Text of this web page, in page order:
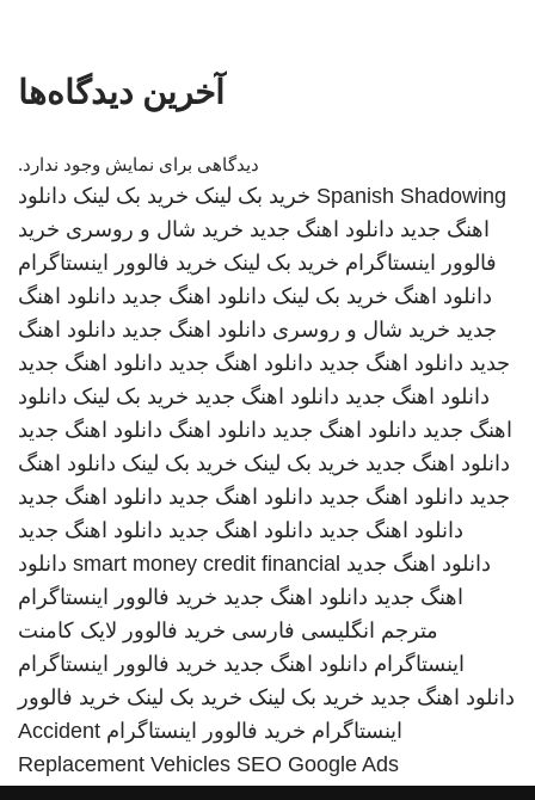
آخرین دیدگاه‌ها
دیدگاهی برای نمایش وجود ندارد.
Spanish Shadowing خرید بک لینک خرید بک لینک دانلود
اهنگ جدید دانلود اهنگ جدید خرید شال و روسری خرید
فالوور اینستاگرام خرید بک لینک خرید فالوور اینستاگرام
دانلود اهنگ خرید بک لینک دانلود اهنگ جدید دانلود اهنگ
جدید خرید شال و روسری دانلود اهنگ جدید دانلود اهنگ
جدید دانلود اهنگ جدید دانلود اهنگ جدید دانلود اهنگ جدید
دانلود اهنگ جدید دانلود اهنگ جدید خرید بک لینک دانلود
اهنگ جدید دانلود اهنگ جدید دانلود اهنگ دانلود اهنگ جدید
دانلود اهنگ جدید خرید بک لینک خرید بک لینک دانلود اهنگ
جدید دانلود اهنگ جدید دانلود اهنگ جدید دانلود اهنگ جدید
دانلود اهنگ جدید دانلود اهنگ جدید دانلود اهنگ جدید
دانلود اهنگ جدید smart money credit financial دانلود
اهنگ جدید دانلود اهنگ جدید خرید فالوور اینستاگرام
مترجم انگلیسی فارسی خرید فالوور لایک کامنت
اینستاگرام دانلود اهنگ جدید خرید فالوور اینستاگرام
دانلود اهنگ جدید خرید بک لینک خرید بک لینک خرید فالوور
اینستاگرام خرید فالوور اینستاگرام Accident
Replacement Vehicles SEO Google Ads